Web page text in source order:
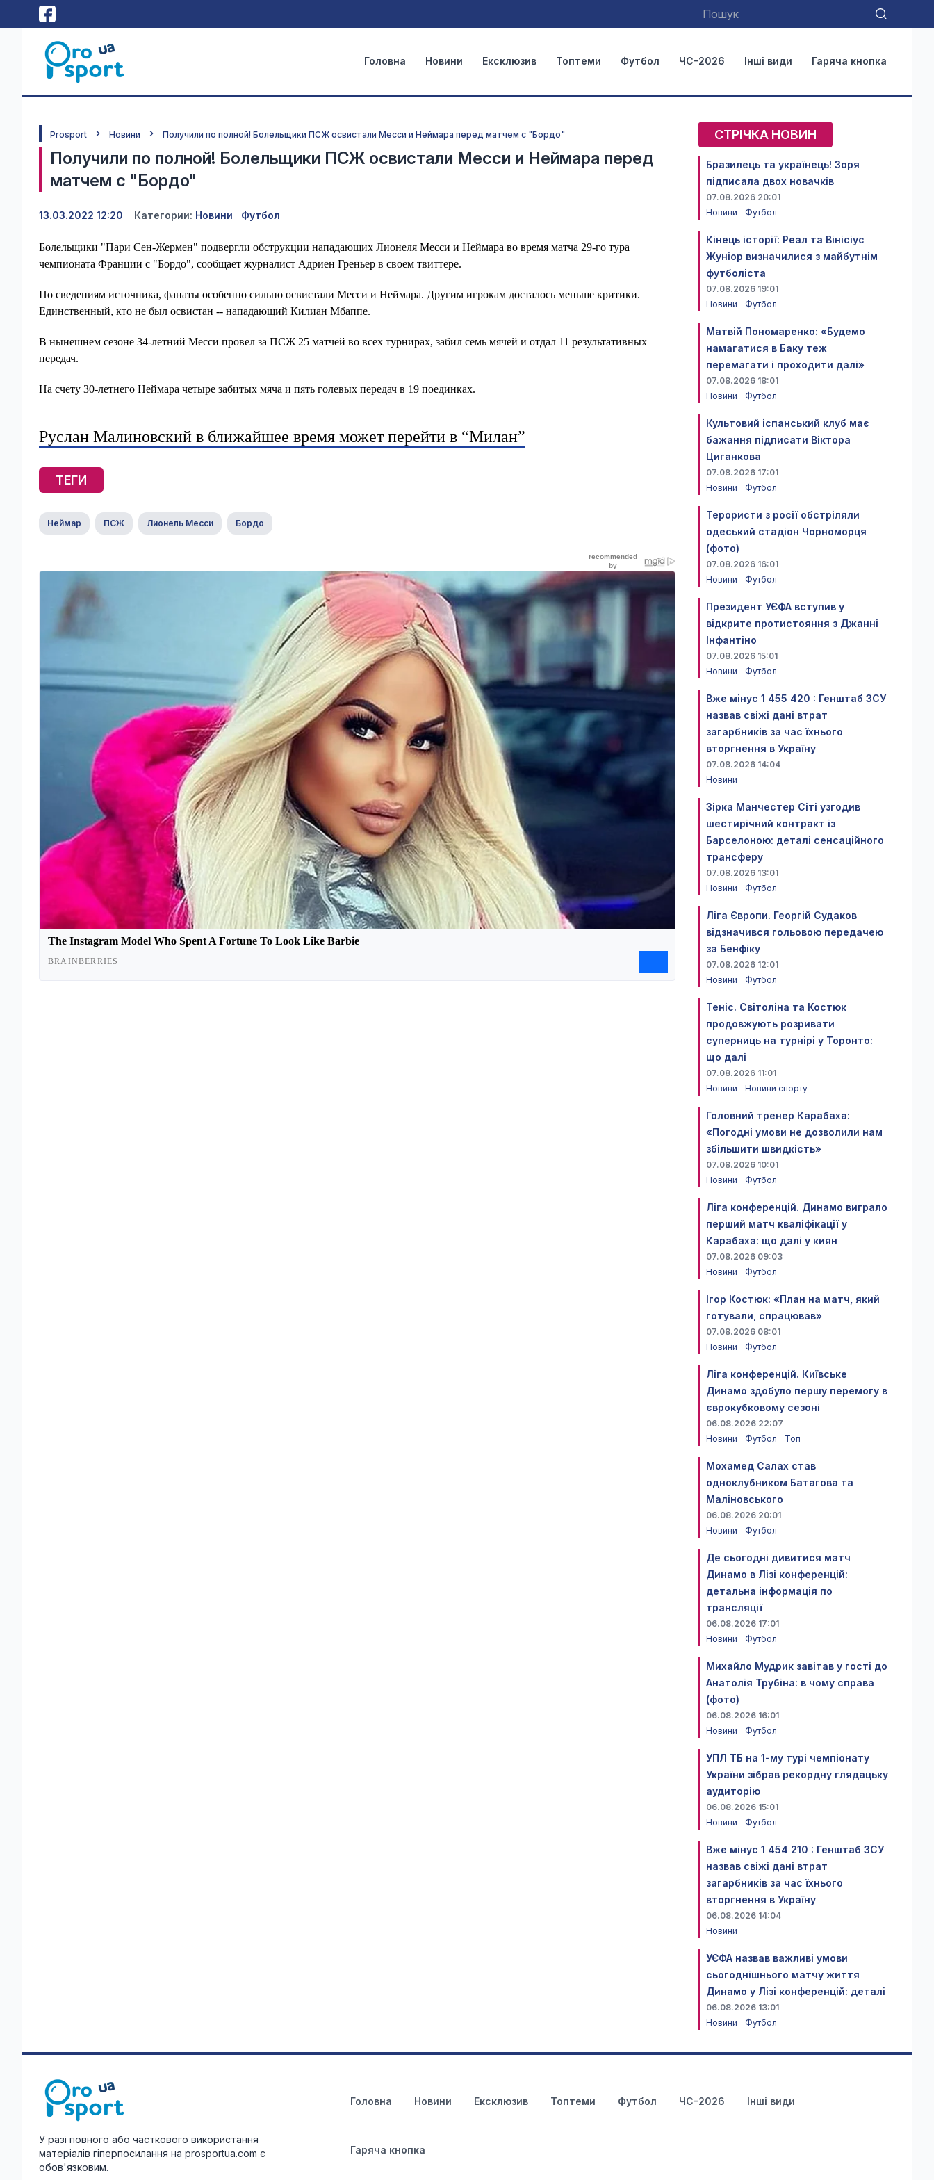
Головна Новини Ексклюзив Топтеми Футбол ЧС-2026 Інші види Гаряча кнопка
Prosport Новини Получили по полной! Болельщики ПСЖ освистали Месси и Неймара перед матчем с "Бордо"
Получили по полной! Болельщики ПСЖ освистали Месси и Неймара перед
матчем с "Бордо"
13.03.2022 12:20 Категории: Новини Футбол
Болельщики "Пари Сен-Жермен" подвергли обструкции нападающих Лионеля Месси и Неймара во время матча 29-го тура
чемпионата Франции с "Бордо", сообщает журналист Адриен Греньер в своем твиттере.
По сведениям источника, фанаты особенно сильно освистали Месси и Неймара. Другим игрокам досталось меньше критики.
Единственный, кто не был освистан -- нападающий Килиан Мбаппе.
В нынешнем сезоне 34-летний Месси провел за ПСЖ 25 матчей во всех турнирах, забил семь мячей и отдал 11 результативных
передач.
На счету 30-летнего Неймара четыре забитых мяча и пять голевых передач в 19 поединках.
Руслан Малиновский в ближайшее время может перейти в “Милан”
ТЕГИ
Неймар ПСЖ Лионель Месси Бордо
СТРІЧКА НОВИН
Бразилець та українець! Зоря
підписала двох новачків
07.08.2026 20:01
Новини
Футбол
Кінець історії: Реал та Вінісіус
Жуніор визначилися з майбутнім
футболіста
07.08.2026 19:01
Новини
Футбол
Матвій Пономаренко: «Будемо
намагатися в Баку теж
перемагати і проходити далі»
07.08.2026 18:01
Новини
Футбол
Культовий іспанський клуб має
бажання підписати Віктора
Циганкова
07.08.2026 17:01
Новини
Футбол
Терористи з росії обстріляли
одеський стадіон Чорноморця
(фото)
07.08.2026 16:01
Новини
Футбол
Президент УЄФА вступив у
відкрите протистояння з Джанні
Інфантіно
07.08.2026 15:01
Новини
Футбол
Вже мінус 1 455 420 : Генштаб ЗСУ
назвав свіжі дані втрат
загарбників за час їхнього
вторгнення в Україну
07.08.2026 14:04
Новини
Зірка Манчестер Сіті узгодив
шестирічний контракт із
Барселоною: деталі сенсаційного
трансферу
07.08.2026 13:01
Новини
Футбол
Ліга Європи. Георгій Судаков
відзначився гольовою передачею
за Бенфіку
07.08.2026 12:01
Новини
Футбол
Теніс. Світоліна та Костюк
продовжують розривати
суперниць на турнірі у Торонто:
що далі
07.08.2026 11:01
Новини
Новини спорту
Головний тренер Карабаха:
«Погодні умови не дозволили нам
збільшити швидкість»
07.08.2026 10:01
Новини
Футбол
Ліга конференцій. Динамо виграло
перший матч кваліфікації у
Карабаха: що далі у киян
07.08.2026 09:03
Новини
Футбол
Ігор Костюк: «План на матч, який
готували, спрацював»
07.08.2026 08:01
Новини
Футбол
Ліга конференцій. Київське
Динамо здобуло першу перемогу в
єврокубковому сезоні
06.08.2026 22:07
Новини
Футбол Топ
Мохамед Салах став
одноклубником Батагова та
Маліновського
06.08.2026 20:01
Новини
Футбол
Де сьогодні дивитися матч
Динамо в Лізі конференцій:
детальна інформація по
трансляції
06.08.2026 17:01
Новини
Футбол
Михайло Мудрик завітав у гості до
Анатолія Трубіна: в чому справа
(фото)
06.08.2026 16:01
Новини
Футбол
УПЛ ТБ на 1-му турі чемпіонату
України зібрав рекордну глядацьку
аудиторію
06.08.2026 15:01
Новини
Футбол
Вже мінус 1 454 210 : Генштаб ЗСУ
назвав свіжі дані втрат
загарбників за час їхнього
вторгнення в Україну
06.08.2026 14:04
Новини
УЄФА назвав важливі умови
сьогоднішнього матчу життя
Динамо у Лізі конференцій: деталі
06.08.2026 13:01
Новини
Футбол
У разі повного або часткового використання
матеріалів гіперпосилання на prosportua.com є
обов'язковим.
Головна Новини Ексклюзив Топтеми Футбол ЧС-2026 Інші види
Гаряча кнопка